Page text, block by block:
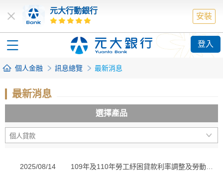
元大行動銀行
安裝
登入
個人金融 訊息總覽 最新消息
最新消息
選擇產品
2025/08/14 109年及110年勞工紓困貸款利率調整及勞動部補貼勞工紓困貸款利息